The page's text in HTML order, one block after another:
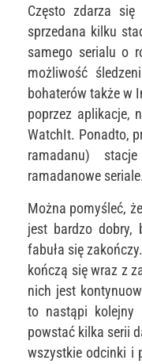
Często zdarza
sprzedana kilku
samego serialu o
możliwość
bohaterów także w
poprzez aplikacje,
WatchIt. Ponadto,
ramadanu)
ramadanowe
Można pomyśleć,
jest bardzo dobry,
fabuła się
kończą się wraz z
nich jest
to nastąpi kolejny
powstać kilka serii
wszystkie odcinki i